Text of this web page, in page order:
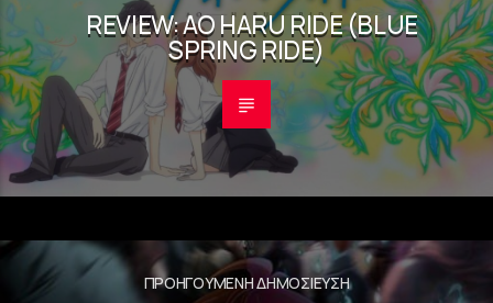
REVIEW: AO HARU RIDE (BLUE
SPRING RIDE)
ΠΡΟΗΓΟΎΜΕΝΗ ΔΗΜΟΣΊΕΥΣΗ